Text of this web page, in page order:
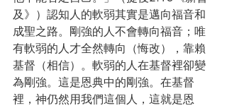
及》）認知人的軟弱其實是邁向福音和
成聖之路。剛強的人不會轉向福音；唯
有軟弱的人才全然轉向（悔改），靠賴
基督（相信）。軟弱的人在基督裡卻變
為剛強。這是恩典中的剛強。在基督
裡，神仍然用我們這個人，這就是恩